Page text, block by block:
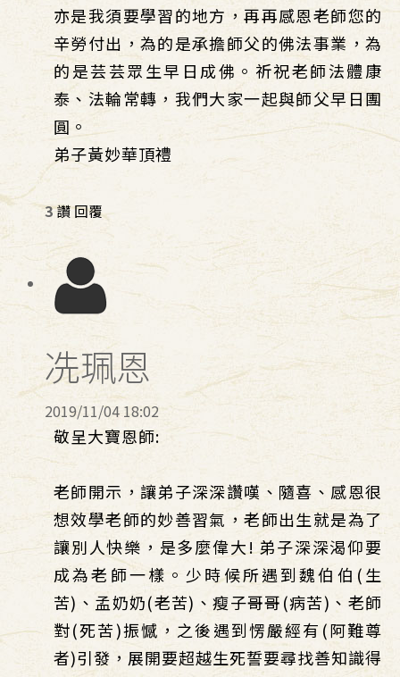
亦是我須要學習的地方，再再感恩老師您的
辛勞付出，為的是承擔師父的佛法事業，為
的是芸芸眾生早日成佛。祈祝老師法體康
泰、法輪常轉，我們大家一起與師父早日團
圓。
弟子黃妙華頂禮
3讚回覆
冼珮恩
2019/11/04 18:02
敬呈大寶恩師:
老師開示，讓弟子深深讚嘆、隨喜、感恩很
想效學老師的妙善習氣，老師出生就是為了
讓別人快樂，是多麼偉大! 弟子深深渴仰要
成為老師一樣。少時候所遇到魏伯伯(生
苦)、孟奶奶(老苦)、瘦子哥哥(病苦)、老師
對(死苦)振憾，之後遇到愣嚴經有(阿難尊
者)引發，展開要超越生死誓要尋找善知識得